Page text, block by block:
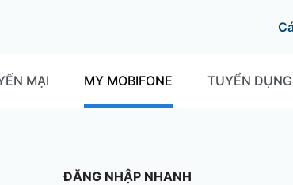
MẠI MY MOBIFONE TUYỂN DỤNG
ĐĂNG NHẬP NHANH